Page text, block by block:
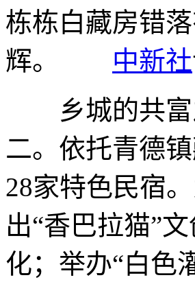
栋栋白藏房错
辉。 中新社
乡城的共富
二。依托青德
28家特色民宿
出“香巴拉猫”
化；举办“白色